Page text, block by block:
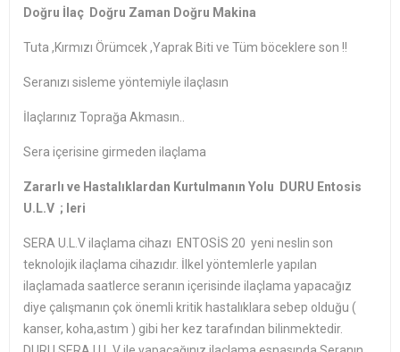
Doğru İlaç Doğru Zaman Doğru Makina
Tuta ,Kırmızı Örümcek ,Yaprak Biti ve Tüm böceklere son !!
Seranızı sisleme yöntemiyle ilaçlasın
İlaçlarınız Toprağa Akmasın..
Sera içerisine girmeden ilaçlama
Zararlı ve Hastalıklardan Kurtulmanın Yolu DURU Entosis
U.L.V ; leri
SERA U.L.V ilaçlama cihazı ENTOSİS 20 yeni neslin son
teknolojik ilaçlama cihazıdır. İlkel yöntemlerle yapılan
ilaçlamada saatlerce seranın içerisinde ilaçlama yapacağız
diye çalışmanın çok önemli kritik hastalıklara sebep olduğu (
kanser, koha,astım ) gibi her kez tarafından bilinmektedir.